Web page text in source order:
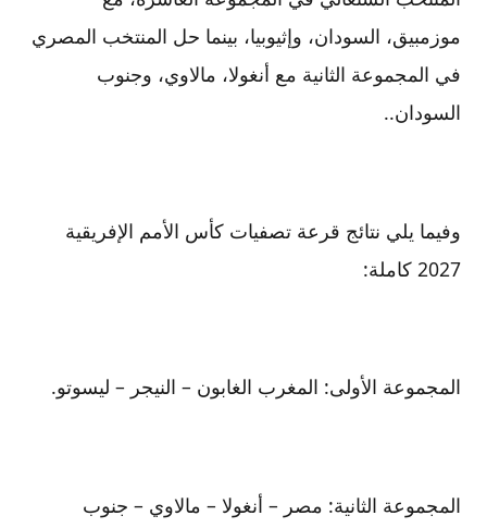
موزمبيق، السودان، وإثيوبيا، بينما حل المنتخب المصري
في المجموعة الثانية مع أنغولا، مالاوي، وجنوب
السودان..
وفيما يلي نتائج قرعة تصفيات كأس الأمم الإفريقية
2027 كاملة:
المجموعة الأولى: المغرب الغابون – النيجر – ليسوتو.
المجموعة الثانية: مصر – أنغولا – مالاوي – جنوب